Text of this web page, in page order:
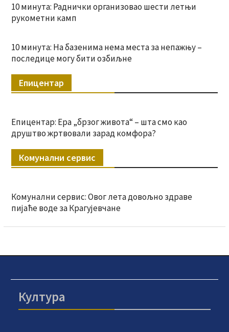
10 минута: Раднички организовао шести летњи
рукометни камп
10 минута: На базенима нема места за непажњу –
последице могу бити озбиљне
Епицентар
Епицентар: Ера „брзог живота“ – шта смо као
друштво жртвовали зарад комфора?
Комунални сервис
Комунални сервис: Овог лета довољно здраве
пијаће воде за Крагујевчане
Култура